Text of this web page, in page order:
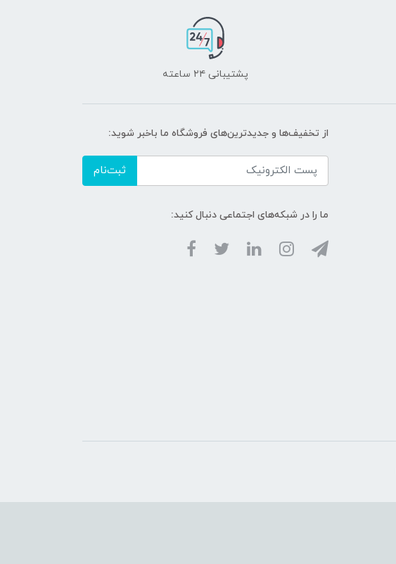
پشتیبانی ۲۴ ساعته
از تخفیف‌ها و جدیدترین‌های فروشگاه ما باخبر شوید:
ثبت‌نام
ما را در شبکه‌های اجتماعی دنبال کنید: